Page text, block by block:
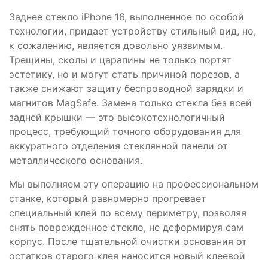
Заднее стекло iPhone 16, выполненное по особой
технологии, придает устройству стильный вид, но,
к сожалению, является довольно уязвимым.
Трещины, сколы и царапины не только портят
эстетику, но и могут стать причиной порезов, а
также снижают защиту беспроводной зарядки и
магнитов MagSafe. Замена только стекла без всей
задней крышки — это высокотехнологичный
процесс, требующий точного оборудования для
аккуратного отделения стеклянной панели от
металлического основания.
Мы выполняем эту операцию на профессиональном
станке, который равномерно прогревает
специальный клей по всему периметру, позволяя
снять поврежденное стекло, не деформируя сам
корпус. После тщательной очистки основания от
остатков старого клея наносится новый клеевой